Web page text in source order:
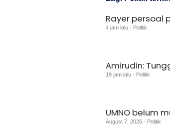
Rayer persoal
4 jam lalu · Politik
Amirudin:
19 jam lalu · Politik
UMNO belum
August 7, 2026 · Politik